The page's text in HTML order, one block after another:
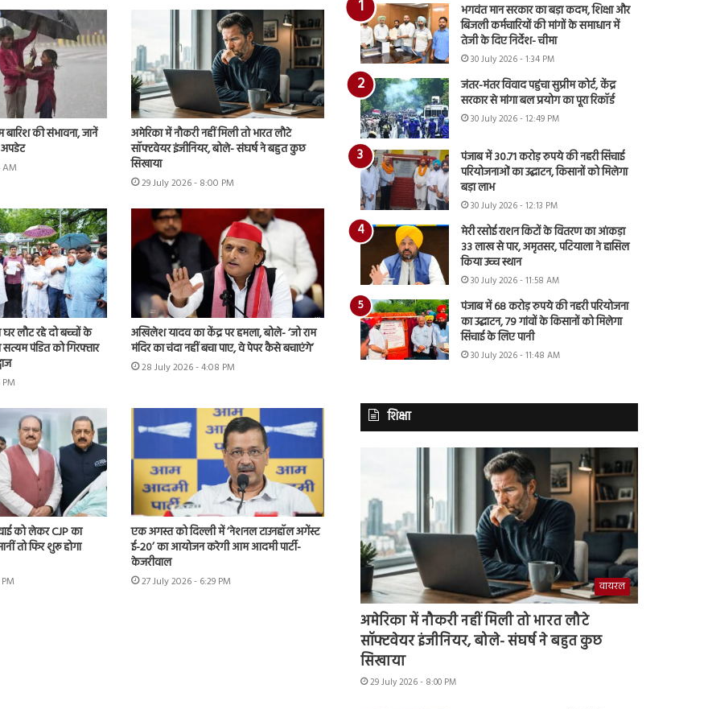
की संभावना, जानें
अपडेट
अमेरिका में नौकरी नहीं मिली तो भारत लौटे
सॉफ्टवेयर इंजीनियर, बोले- संघर्ष ने बहुत कुछ
सिखाया
29 July 2026 - 8:00 PM
लौट रहे दो बच्चों के
पंडित को गिरफ्तार
अखिलेश यादव का केंद्र पर हमला, बोले- ‘जो राम
मंदिर का चंदा नहीं बचा पाए, वे पेपर कैसे बचाएंगे’
28 July 2026 - 4:08 PM
को लेकर CJP का
तो फिर शुरू होगा
एक अगस्त को दिल्ली में ‘नेशनल टाउनहॉल अगेंस्ट
ई-20’ का आयोजन करेगी आम आदमी पार्टी-
केजरीवाल
27 July 2026 - 6:29 PM
भगवंत मान सरकार का बड़ा कदम, शिक्षा और
बिजली कर्मचारियों की मांगों के समाधान में
तेजी के दिए निर्देश- चीमा
30 July 2026 - 1:34 PM
जंतर-मंतर विवाद पहुंचा सुप्रीम कोर्ट, केंद्र
सरकार से मांगा बल प्रयोग का पूरा रिकॉर्ड
30 July 2026 - 12:49 PM
पंजाब में 30.71 करोड़ रुपये की नहरी सिंचाई
परियोजनाओं का उद्घाटन, किसानों को मिलेगा
बड़ा लाभ
30 July 2026 - 12:13 PM
मेरी रसोई राशन किटों के वितरण का आंकड़ा
33 लाख से पार, अमृतसर, पटियाला ने हासिल
किया उच्च स्थान
30 July 2026 - 11:58 AM
पंजाब में 68 करोड़ रुपये की नहरी परियोजना
का उद्घाटन, 79 गांवों के किसानों को मिलेगा
सिंचाई के लिए पानी
30 July 2026 - 11:48 AM
शिक्षा
वायरल
अमेरिका में नौकरी नहीं मिली तो भारत लौटे
सॉफ्टवेयर इंजीनियर, बोले- संघर्ष ने बहुत कुछ
सिखाया
29 July 2026 - 8:00 PM